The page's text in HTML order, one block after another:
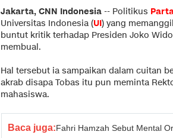
Jakarta, CNN Indonesia -- Politikus
Universitas Indonesia (UI) yang
buntut kritik terhadap Presiden Joko
membual.
Hal tersebut ia sampaikan dalam cuitan
akrab disapa Tobas itu pun meminta
mahasiswa.
Baca juga:Fahri Hamzah Sebut Mental